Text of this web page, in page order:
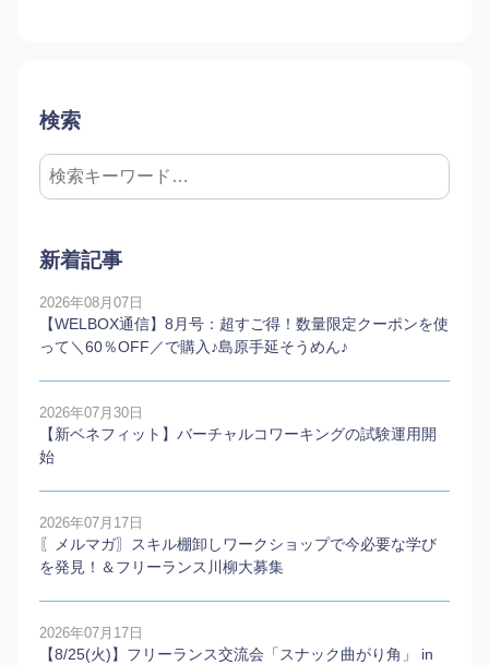
検索
新着記事
2026年08月07日
【WELBOX通信】8月号：超すご得！数量限定クーポンを使
って＼60％OFF／で購入♪島原手延そうめん♪
2026年07月30日
【新ベネフィット】バーチャルコワーキングの試験運用開
始
2026年07月17日
〖メルマガ〗スキル棚卸しワークショップで今必要な学び
を発見！＆フリーランス川柳大募集
2026年07月17日
【8/25(火)】フリーランス交流会「スナック曲がり角」 in